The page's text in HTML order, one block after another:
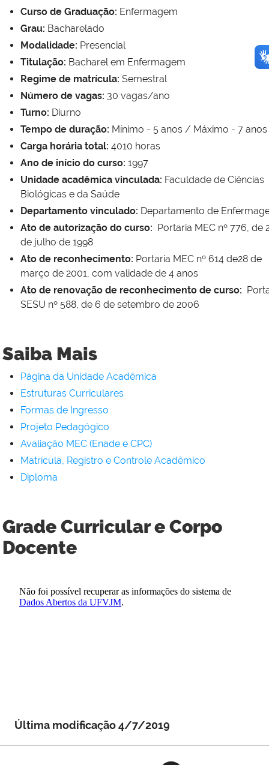
Curso de Graduação: Enfermagem
Grau: Bacharelado
Modalidade: Presencial
Titulação: Bacharel em Enfermagem
Regime de matrícula: Semestral
Número de vagas: 30 vagas/ano
Turno: Diurno
Tempo de duração: Mínimo - 5 anos / Máximo - 7 anos
Carga horária total: 4010 horas
Ano de início do curso: 1997
Unidade acadêmica vinculada: Faculdade de Ciências
Biológicas e da Saúde
Departamento vinculado: Departamento de
Ato de autorização do curso: Portaria MEC nº 776, de
de julho de 1998
Ato de reconhecimento: Portaria MEC nº 614 de28 de
março de 2001, com validade de 4 anos
Ato de renovação de reconhecimento de curso:
SESU nº 588, de 6 de setembro de 2006
Saiba Mais
Página da Unidade Acadêmica
Estruturas Curriculares
Formas de Ingresso
Projeto Pedagógico
Avaliação MEC (Enade e CPC)
Matrícula, Registro e Controle Acadêmico
Diploma
Grade Curricular e Corpo
Docente
Última modificação 4/7/2019